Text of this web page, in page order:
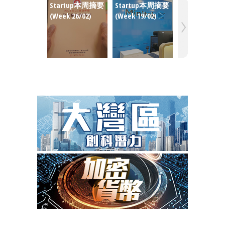
Startup本周摘要
(Week 26/02)
Startup本周摘要
(Week 19/02)